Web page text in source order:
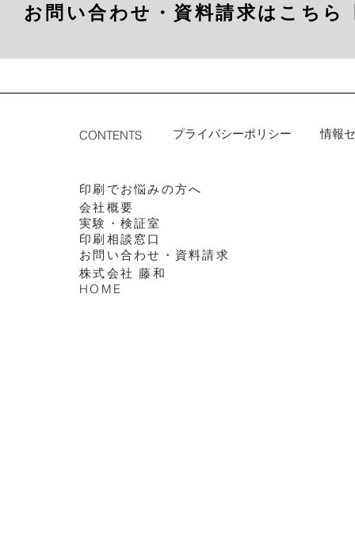
お問い合わせ・資料請求はこち
CONTENTS プライバシーポリシー 情報
印刷でお悩みの方へ
会社概要
実験・検証室
印刷相談窓口
​お問い合わせ・資料請求
株式会社 藤和
HOME